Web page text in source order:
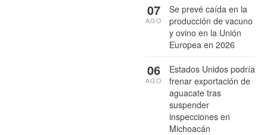
Se prevé caída en la
producción de vacuno
y ovino en la Unión
Europea en 2026
07
AGO
Estados Unidos podría
frenar exportación de
aguacate tras
suspender
inspecciones en
Michoacán
06
AGO